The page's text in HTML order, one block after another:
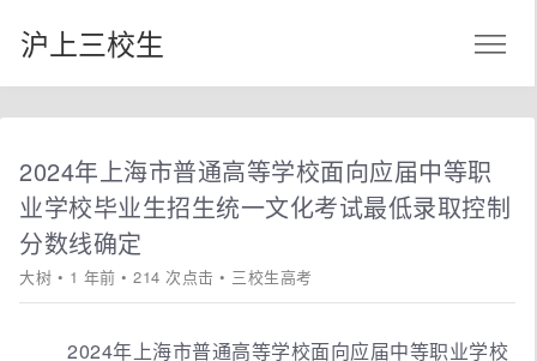
沪上三校生
2024年上海市普通高等学校面向应届中等职
业学校毕业生招生统一文化考试最低录取控制
分数线确定
大树 • 1 年前 • 214 次点击 • 三校生高考
2024年上海市普通高等学校面向应届中等职业学校